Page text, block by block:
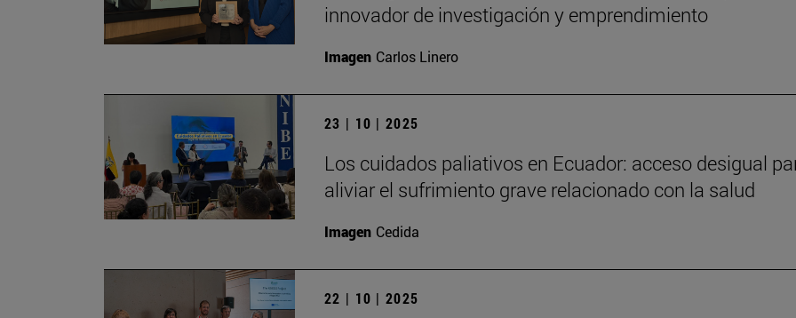
innovador de investigación y emprendimiento
Imagen Carlos Linero
23 | 10 | 2025
Los cuidados paliativos en Ecuador: acceso desigual
aliviar el sufrimiento grave relacionado con la salud
Imagen Cedida
22 | 10 | 2025